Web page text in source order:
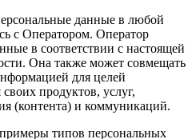
данные в любой
с Оператором. Оператор
в соответствии с настоящей
Она также может совмещать
для целей
продуктов, услуг,
(контента) и коммуникаций.
типов персональных